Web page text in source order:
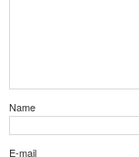
Name
E-mail